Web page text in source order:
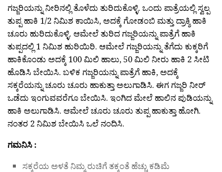
ಗಜ್ಜರಿಯನ್ನು ನೀರಿನಲ್ಲಿ ತೊಳೆದು ತುರಿದುಕೊಳ್ಳಿ. ಒಂದು ಪಾತ್ರೆಯಲ್ಲಿ ಸ್ವಲ್ಪ
ತುಪ್ಪ ಹಾಕಿ 1/2 ನಿಮಿಶ ಕಾಯಿಸಿ, ಅದಕ್ಕೆ ಗೋಡಂಬಿ ಮತ್ತು ದ್ರಾಕ್ಶಿ ಹಾಕಿ
ಚೂರು ಹುರಿದುಕೊಳ್ಳಿ. ಆಮೇಲೆ ತುರಿದ ಗಜ್ಜರಿಯನ್ನು ಪಾತ್ರೆಗೆ ಹಾಕಿ
ತುಪ್ಪದಲ್ಲಿ 1 ನಿಮಿಶ ಹುರಿಯಿರಿ. ಆಮೇಲೆ ಗಜ್ಜರಿಯನ್ನು ತೆಗೆದು ಕುಕ್ಕರಿಗೆ
ಹಾಕಿಕೊಂಡು ಅದಕ್ಕೆ 100 ಮಿಲಿ ಹಾಲು, 50 ಮಿಲಿ ನೀರು ಹಾಕಿ 2 ಸೀಟಿ
ಹೊಡಿಸಿ ಬೇಯಿಸಿ. ಬಳಿಕ ಗಜ್ಜರಿಯನ್ನು ಪಾತ್ರೆಗೆ ಹಾಕಿ, ಅದಕ್ಕೆ
ಸಕ್ಕರೆಯನ್ನು ಚೂರು ಚೂರು ಹಾಕುತ್ತಾ ಅಲುಗಾಡಿಸಿ. ಈಗ ಗಜ್ಜರಿ ನೀರ್
ಒಡೆದು ಇಂಗುವವರೆಗೂ ಬೇಯಿಸಿ. ಇಂಗಿದ ಮೇಲೆ ಹಾಲಿನ ಪುಡಿಯನ್ನು
ಹಾಕಿ ಅಲುಗಾಡಿಸಿ. ಆಮೇಲೆ ಚೂರು ಚೂರು ತುಪ್ಪ ಹಾಕುತ್ತಾ ಹೋಗಿ.
ನಂತರ 2 ನಿಮಿಶ ಬೇಯಿಸಿ ಒಲೆ ನಂದಿಸಿ.
ಗಮನಿಸಿ :
ಸಕ್ಕರೆಯ ಅಳತೆ ನಿಮ್ಮ ರುಚಿಗೆ ತಕ್ಕಂತೆ ಹೆಚ್ಚು ಕಡಿಮೆ